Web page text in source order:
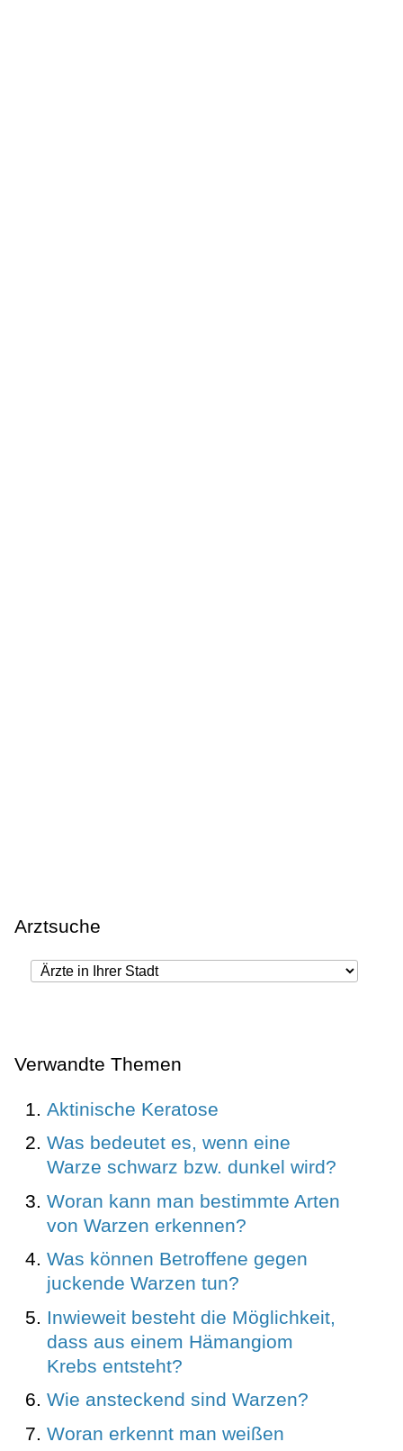
Arztsuche
Verwandte Themen
Aktinische Keratose
Was bedeutet es, wenn eine
Warze schwarz bzw. dunkel wird?
Woran kann man bestimmte Arten
von Warzen erkennen?
Was können Betroffene gegen
juckende Warzen tun?
Inwieweit besteht die Möglichkeit,
dass aus einem Hämangiom
Krebs entsteht?
Wie ansteckend sind Warzen?
Woran erkennt man weißen